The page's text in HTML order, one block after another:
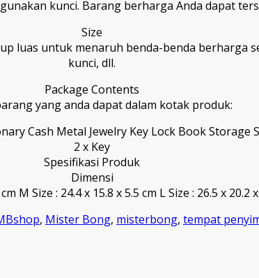
kunci. Barang berharga Anda dapat
Size
luas untuk menaruh benda-benda
kunci, dll.
Package Contents
yang anda dapat dalam kotak produk:
Cash Metal Jewelry Key Lock Book Storage
2 x Key
Spesifikasi Produk
Dimensi
M Size : 24.4 x 15.8 x 5.5 cm L Size : 26.5 x 20.2
, Mister Bong, misterbong, tempat